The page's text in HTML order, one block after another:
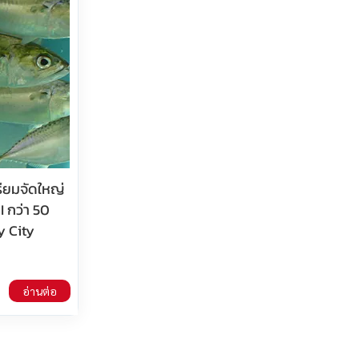
ยมจัดใหญ่
กว่า 50
City
อ่านต่อ